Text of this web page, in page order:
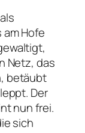
Hofe
Netz, das
betäubt
Der
nun frei.
sich